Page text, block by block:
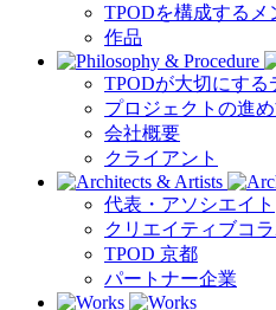
TPODを構成するメ
作品
TPODが大切にす
プロジェクトの進
会社概要
クライアント
代表・アソシエイト
クリエイティブコ
TPOD 京都
パートナー企業